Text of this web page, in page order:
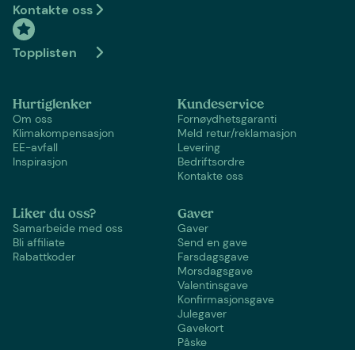
Kontakte oss
Topplisten
Hurtiglenker
Om oss
Klimakompensasjon
EE-avfall
Inspirasjon
Kundeservice
Fornøydhetsgaranti
Meld retur/reklamasjon
Levering
Bedriftsordre
Kontakte oss
Liker du oss?
Samarbeide med oss
Bli affiliate
Rabattkoder
Gaver
Gaver
Send en gave
Farsdagsgave
Morsdagsgave
Valentinsgave
Konfirmasjonsgave
Julegaver
Gavekort
Påske